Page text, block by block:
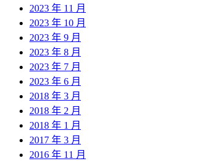
2023 年 11 月
2023 年 10 月
2023 年 9 月
2023 年 8 月
2023 年 7 月
2023 年 6 月
2018 年 3 月
2018 年 2 月
2018 年 1 月
2017 年 3 月
2016 年 11 月